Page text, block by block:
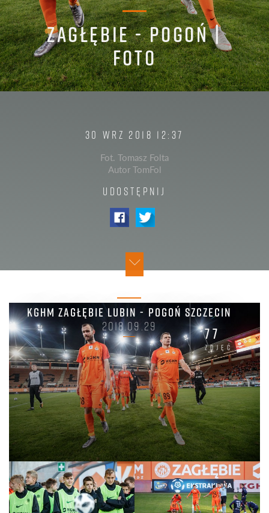
ZAGŁĘBIE - POGOŃ |
FOTO
30 WRZ 2018 12:37
Fot. Tomasz Folta
Autor TomFol
UDOSTĘPNIJ
77
zdjęć
KGHM ZAGŁĘBIE LUBIN - POGOŃ SZCZECIN
2018.09.29